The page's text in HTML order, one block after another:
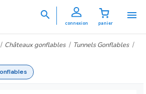

panier
connexion

Châteaux gonflables
Tunnels Gonflables